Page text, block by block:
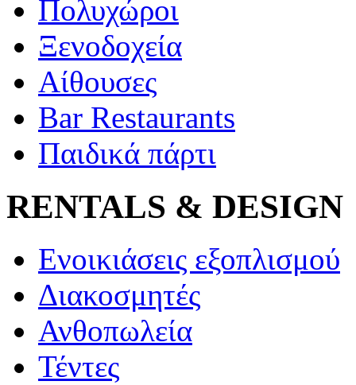
Πολυχώροι
Ξενοδοχεία
Αίθουσες
Bar Restaurants
Παιδικά πάρτι
RENTALS & DESIGN
Ενοικιάσεις εξοπλισμού
Διακοσμητές
Ανθοπωλεία
Τέντες